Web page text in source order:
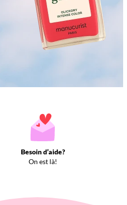
Besoin d’aide?
On est là!